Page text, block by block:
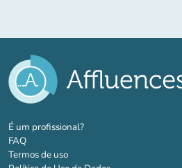
É um profissional?(novo separador)
FAQ
Termos de uso